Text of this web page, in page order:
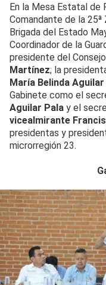
En la Mesa Estatal de
Comandante de la 25ª
Brigada del Estado
Coordinador de la
presidente del
Martínez; la
María Belinda Aguilar
Gabinete como el
Aguilar Pala y el
vicealmirante
presidentas y
microrregión 23.